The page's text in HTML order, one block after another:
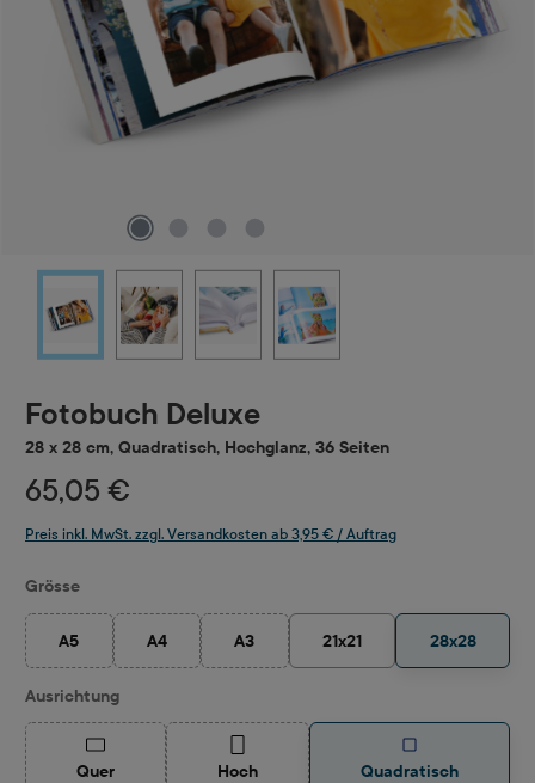
Fotobuch Deluxe
28 x 28 cm, Quadratisch, Hochglanz, 36 Seiten
65,05 €
Preis inkl. MwSt. zzgl. Versandkosten ab 3,95 € / Auftrag
Grösseauswählen
A5
(Diese Option ist zurzeit nicht verfügbar.)
A4
(Diese Option ist zurzeit nicht verfügbar.)
A3
(Diese Option ist zurzeit nicht verfügbar.)
21x21 28x28
Ausrichtungauswählen
Quer(Diese Option ist zurzeit nicht verfügbar.)
Hoch(Diese Option ist zurzeit nicht verfügbar.)
Quadratisch